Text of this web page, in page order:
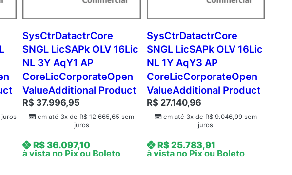
SysCtrDatactrCore
SNGL LicSAPk OLV 16Lic
NL 3Y AqY1 AP
CoreLicCorporateOpen
ValueAdditional Product
R$ 37.996,95
em até 3x de R$ 12.665,65 sem
juros
R$36.097,10
à vista no Pix ou Boleto
SysCtrDatactrCore
SNGL LicSAPk OLV 16Lic
NL 1Y AqY3 AP
CoreLicCorporateOpen
ValueAdditional Product
R$ 27.140,96
em até 3x de R$9.046,99sem
juros
R$25.783,91
à vista no Pix ou Boleto